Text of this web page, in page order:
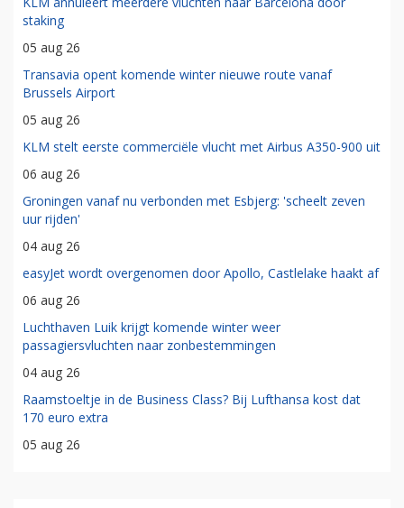
staking
05 aug 26
Transavia opent komende winter nieuwe route vanaf
Brussels Airport
05 aug 26
KLM stelt eerste commerciële vlucht met Airbus A350-900 uit
06 aug 26
Groningen vanaf nu verbonden met Esbjerg: 'scheelt zeven
uur rijden'
04 aug 26
easyJet wordt overgenomen door Apollo, Castlelake haakt af
06 aug 26
Luchthaven Luik krijgt komende winter weer
passagiersvluchten naar zonbestemmingen
04 aug 26
Raamstoeltje in de Business Class? Bij Lufthansa kost dat
170 euro extra
05 aug 26